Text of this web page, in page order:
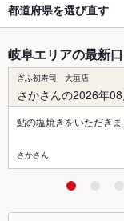
都道府県を選び直す
岐阜エリアの最新
ぎふ初寿司 大垣店
さかさんの2026年
鮎の塩焼きをいただき
さかさん